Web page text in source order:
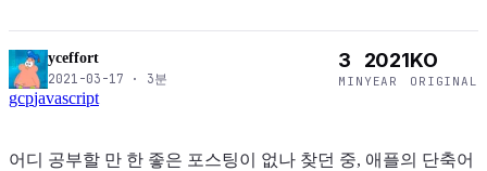
yceffort
2021-03-17 · 3분
3
MIN
2021
YEAR
KO
ORIGINAL
gcpjavascript
어디 공부할 만 한 좋은 포스팅이 없나 찾던 중, 애플의 단축어